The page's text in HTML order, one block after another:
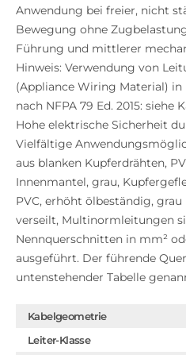
Anwendung bei freier, nicht
Bewegung ohne
Führung und mittlerer
Hinweis: Verwendung von
(Appliance Wiring Material) in
nach NFPA 79 Ed. 2015: siehe
Hohe elektrische Sicherheit
Vielfältige
aus blanken Kupferdrähten,
Innenmantel, grau,
PVC, erhöht ölbeständig, grau
verseilt, Multinormleitungen
Nennquerschnitten in mm²
ausgeführt. Der führende
untenstehender Tabelle
Kabelgeometrie
Leiter-Klasse